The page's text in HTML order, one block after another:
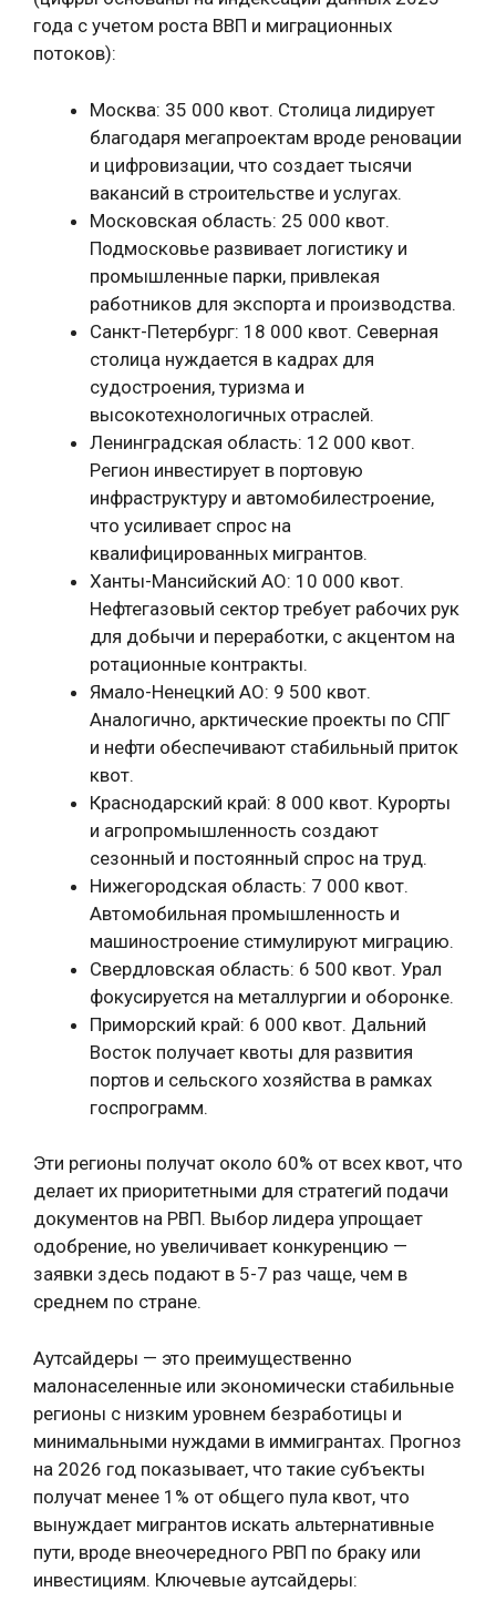
года с учетом роста ВВП и миграционных
потоков):
Москва: 35 000 квот. Столица лидирует
благодаря мегапроектам вроде реновации
и цифровизации, что создает тысячи
вакансий в строительстве и услугах.
Московская область: 25 000 квот.
Подмосковье развивает логистику и
промышленные парки, привлекая
работников для экспорта и производства.
Санкт-Петербург: 18 000 квот. Северная
столица нуждается в кадрах для
судостроения, туризма и
высокотехнологичных отраслей.
Ленинградская область: 12 000 квот.
Регион инвестирует в портовую
инфраструктуру и автомобилестроение,
что усиливает спрос на
квалифицированных мигрантов.
Ханты-Мансийский АО: 10 000 квот.
Нефтегазовый сектор требует рабочих рук
для добычи и переработки, с акцентом на
ротационные контракты.
Ямало-Ненецкий АО: 9 500 квот.
Аналогично, арктические проекты по СПГ
и нефти обеспечивают стабильный приток
квот.
Краснодарский край: 8 000 квот. Курорты
и агропромышленность создают
сезонный и постоянный спрос на труд.
Нижегородская область: 7 000 квот.
Автомобильная промышленность и
машиностроение стимулируют миграцию.
Свердловская область: 6 500 квот. Урал
фокусируется на металлургии и оборонке.
Приморский край: 6 000 квот. Дальний
Восток получает квоты для развития
портов и сельского хозяйства в рамках
госпрограмм.
Эти регионы получат около 60% от всех квот, что
делает их приоритетными для стратегий подачи
документов на РВП. Выбор лидера упрощает
одобрение, но увеличивает конкуренцию —
заявки здесь подают в 5-7 раз чаще, чем в
среднем по стране.
Аутсайдеры — это преимущественно
малонаселенные или экономически стабильные
регионы с низким уровнем безработицы и
минимальными нуждами в иммигрантах. Прогноз
на 2026 год показывает, что такие субъекты
получат менее 1% от общего пула квот, что
вынуждает мигрантов искать альтернативные
пути, вроде внеочередного РВП по браку или
инвестициям. Ключевые аутсайдеры: